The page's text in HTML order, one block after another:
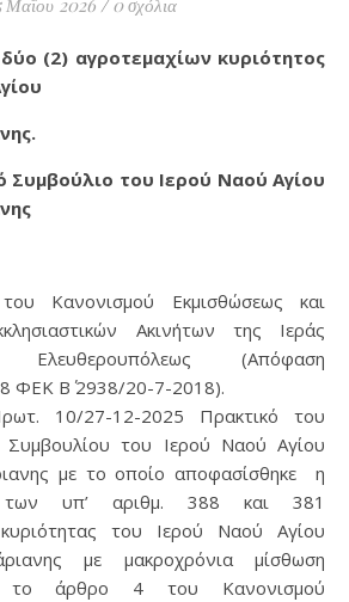
Συμβούλιο του Ιερού Ναού Αγίου
Κανονισμού Εκμισθώσεως και
Ακινήτων της Ιεράς
Ελευθερουπόλεως (Απόφαση
ΦΕΚ Β΄ 2938/20-7-2018).
10/27-12-2025 Πρακτικό του
Συμβουλίου του Ιερού Ναού Αγίου
με το οποίο αποφασίσθηκε η
των υπ’ αριθμ. 388 και 381
του Ιερού Ναού Αγίου
με μακροχρόνια μίσθωση
άρθρο 4 του Κανονισμού